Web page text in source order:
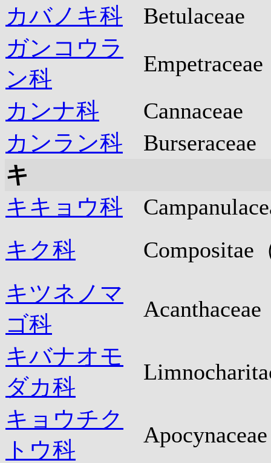
カバノキ科
Betulaceae
ガンコウラ
ン科
Empetraceae
カンナ科
Cannaceae
カンラン科
Burseraceae
キ
キキョウ科
キク科
Compositae
キツネノマ
ゴ科
Acanthaceae
キバナオモ
ダカ科
キョウチク
トウ科
Apocynaceae